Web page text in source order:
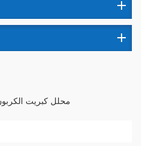
محلل كبريت